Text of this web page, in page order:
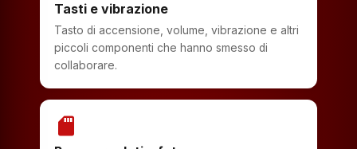
Tasti e vibrazione
Tasto di accensione, volume, vibrazione e altri
piccoli componenti che hanno smesso di
collaborare.
sd_storage